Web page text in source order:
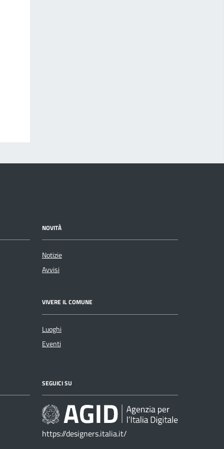
NOVITÀ
Notizie
Avvisi
VIVERE IL COMUNE
Luoghi
Eventi
SEGUICI SU
https://designers.italia.it/